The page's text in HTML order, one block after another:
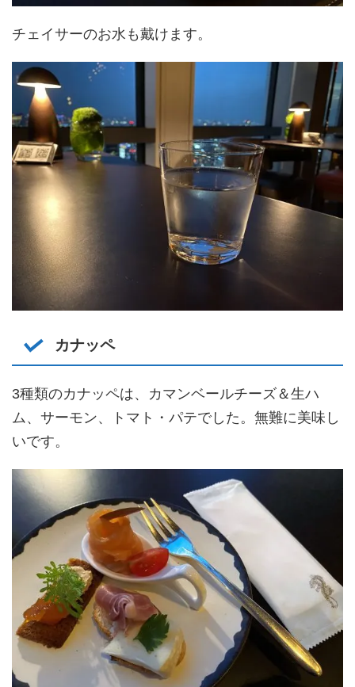
チェイサーのお水も戴けます。
カナッペ
3種類のカナッペは、カマンベールチーズ＆生ハ
ム、サーモン、トマト・パテでした。無難に美味し
いです。